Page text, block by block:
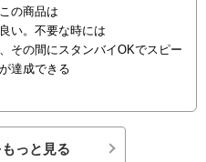
の商品は
い。不要な時には
その間にスタンバイOKでスピー
達成できる
っと見る